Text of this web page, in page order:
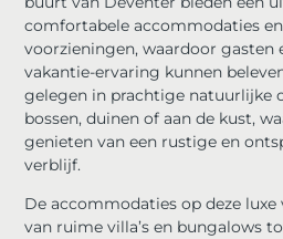
comfortabele accommodaties
voorzieningen, waardoor gasten
vakantie-ervaring kunnen
gelegen in prachtige natuurlijke
bossen, duinen of aan de kust,
genieten van een rustige en
verblijf.
De accommodaties op deze
van ruime villa’s en bungalows